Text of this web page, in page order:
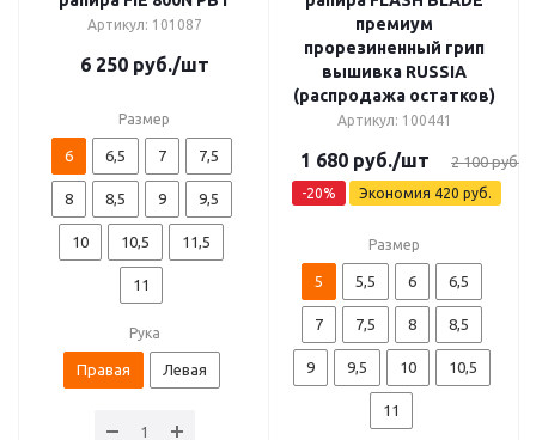
Артикул: 101087
6 250руб./шт
Размер
6 6,5 7 7,5
8 8,5 9 9,5
10 10,5 11,5
11
Рука
Правая Левая
премиум
прорезиненный грип
вышивка RUSSIA
(распродажа остатков)
Артикул: 100441
1 680 руб./шт 2 100руб.
-20% Экономия 420 руб.
Размер
5 5,5 6 6,5
7 7,5 8 8,5
9 9,5 10 10,5
11